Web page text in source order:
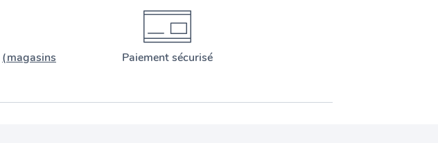
(magasins
Paiement sécurisé